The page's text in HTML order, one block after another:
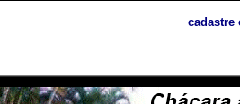
cadastre